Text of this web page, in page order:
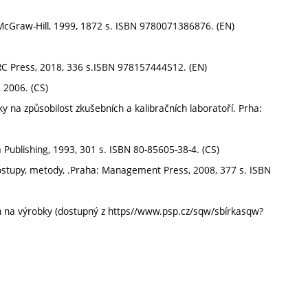
Hill, 1999, 1872 s. ISBN 9780071386876. (EN)
Press, 2018, 336 s.ISBN 978157444512. (EN)
(CS)
na způsobilost zkušebních a kalibračních laboratoří. Prha:
1993, 301 s. ISBN 80-85605-38-4. (CS)
metody, .Praha: Management Press, 2008, 377 s. ISBN
výrobky (dostupný z https//www.psp.cz/sqw/sbírkasqw?